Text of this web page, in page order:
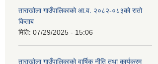
ताराखोला गाउँपालिकाको आ.व. २०८२-०८३को रातो
किताब
मिति: 07/29/2025 - 15:06
ताराखोला गाउँपालिकाको वार्षिक नीति तथा कार्यक्रम